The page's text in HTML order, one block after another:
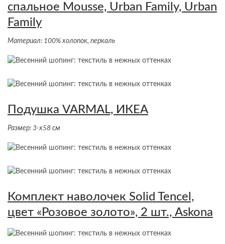
спальное Mousse, Urban Family, Urban
Family
Материал: 100% холопок, перкаль
Подушка VARMAL, ИКЕА
Размер: 3-х58 см
Комплект наволочек Solid Tencel,
цвет «Розовое золото», 2 шт., Askona